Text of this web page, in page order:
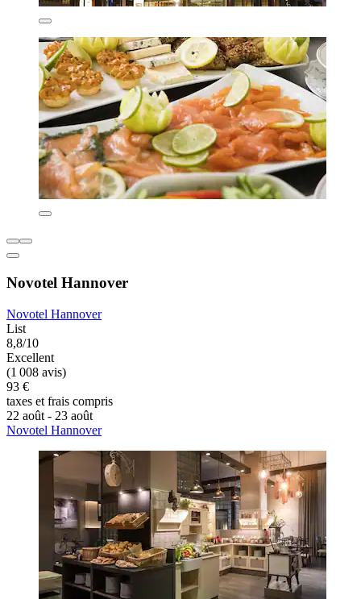
Novotel Hannover
Novotel Hannover
List
8,8/10
Excellent
(1 008 avis)
93 €
taxes et frais compris
22 août - 23 août
Novotel Hannover